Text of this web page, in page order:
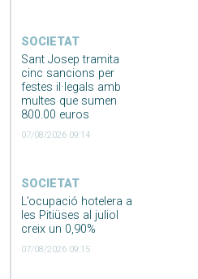
SOCIETAT
Sant Josep tramita
cinc sancions per
festes il·legals amb
multes que sumen
800.00 euros
07/08/2026 09:14
SOCIETAT
L’ocupació hotelera a
les Pitiüses al juliol
creix un 0,90%
07/08/2026 09:15